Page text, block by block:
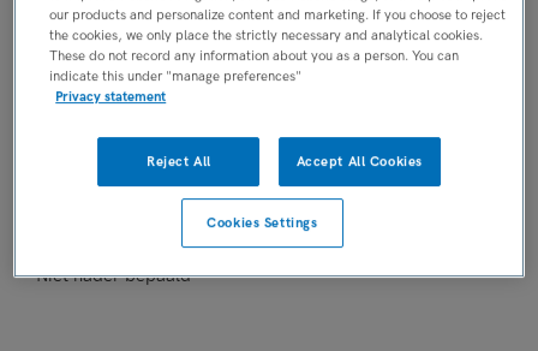
Niet nader bepaald
PLAATSINGSDATUM
9 juli 2026
Niet nader bepaald
our products and personalize content and marketing. If you choose to reject
the cookies, we only place the strictly necessary and analytical cookies.
These do not record any information about you as a person. You can
indicate this under "manage preferences"
Privacy statement
Reject All Accept All Cookies
Cookies Settings